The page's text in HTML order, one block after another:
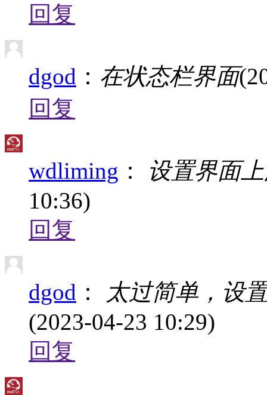
回复
dgod ： 在状态栏界面
回复
wdliming ：
设置界面
10:36)
回复
dgod ：
太过简单，设
(2023-04-23 10:29)
回复